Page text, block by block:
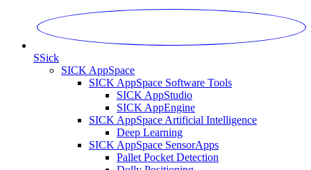
SSick
SICK AppSpace
SICK AppSpace Software Tools
SICK AppStudio
SICK AppEngine
SICK AppSpace Artificial Intelligence
Deep Learning
SICK AppSpace SensorApps
Pallet Pocket Detection